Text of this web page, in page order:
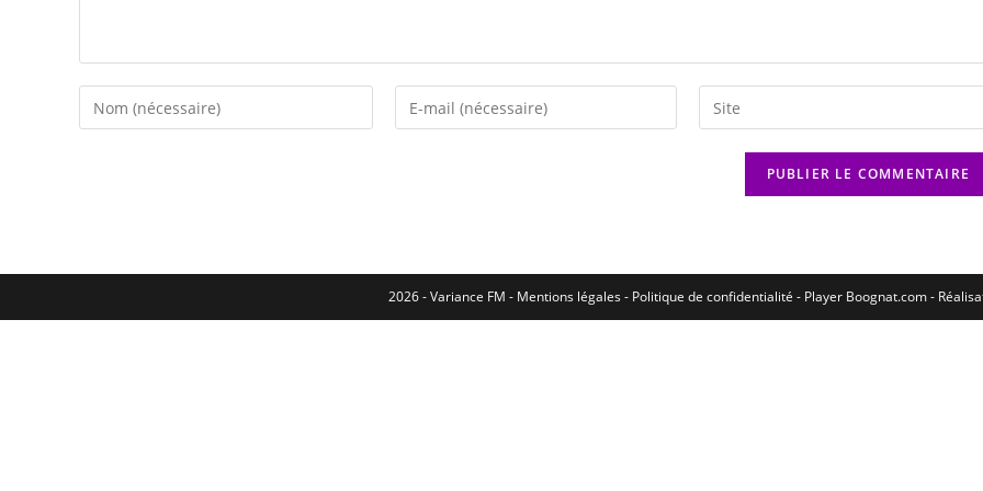
2026 - Variance FM - Mentions légales - Politique de confidentialité - Player Boognat.com-